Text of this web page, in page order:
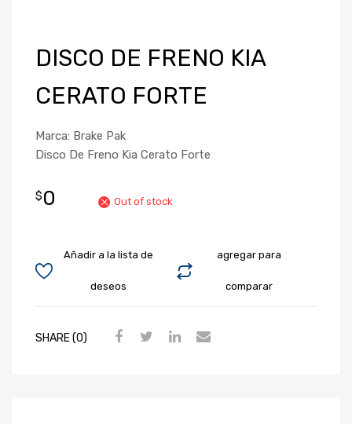
DISCO DE FRENO KIA
CERATO FORTE
Marca: Brake Pak
Disco De Freno Kia Cerato Forte
$0 Out of stock
agregar para
comparar
Añadir a la lista de
deseos
SHARE (0)